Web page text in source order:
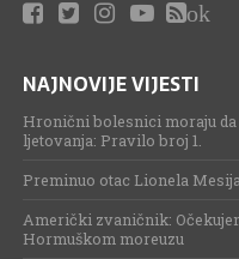
ok
NAJNOVIJE VIJESTI
Hronični bolesnici moraju
ljetovanja: Pravilo broj 1.
Preminuo otac Lionela
Američki zvaničnik:
Hormuškom moreuzu